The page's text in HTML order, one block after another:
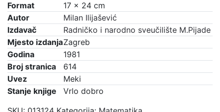
Format
17 × 24 cm
Autor
Milan Ilijašević
Izdavač
Radničko i narodno sveučilište M.Pijade
Mjesto izdanjaZagreb
Godina
1981
Broj stranica
614
Uvez
Meki
Stanje knjige
Vrlo dobro